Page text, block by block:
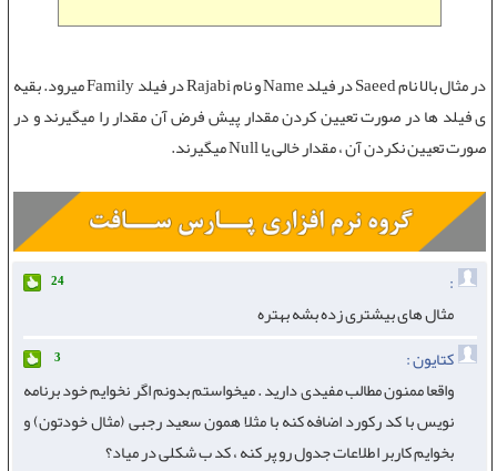
در مثال بالا نامSaeedدر فیلد Name و نام Rajabi
در فیلد Family میرود. بقیه
ی فیلد ها در صورت تعیین کردن مقدار پیش فرض آن مقدار را میگیرند و در
صورت تعیین نکردن آن ، مقدار خالی یا Null میگیرند.
:
24
مثال های بیشتری زده بشه بهتره
کتایون :
3
واقعا ممنون مطالب مفیدی دارید . میخواستم بدونم اگر نخوایم خود برنامه
نویس با کد رکورد اضافه کنه با مثلا همون سعید رجبی (مثال خودتون) و
بخوایم کاربر اطلاعات جدول رو پر کنه ، کد ب شکلی در میاد؟